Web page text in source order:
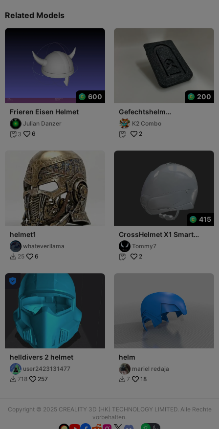
Related Models
600
Frieren Eisen Helmet
Julian Danzer
 3 6
200
Gefechtshelm
Gefechtshelm Abdeckung
von G - Hptm
K2 Combo
 2
helmet1
whateverllama
 25 6
415
CrossHelmet X1 Smart
Motorcycle Helmet – HUD,
360° Vision
Tommy7
 2

helldivers 2 helmet
user2423131477
 718 257
helm
mariel redaja
 7 18
Copyright © 2025 CREALITY 3D (HK) TECHNOLOGY LIMITED. Alle Rechte
vorbehalten.